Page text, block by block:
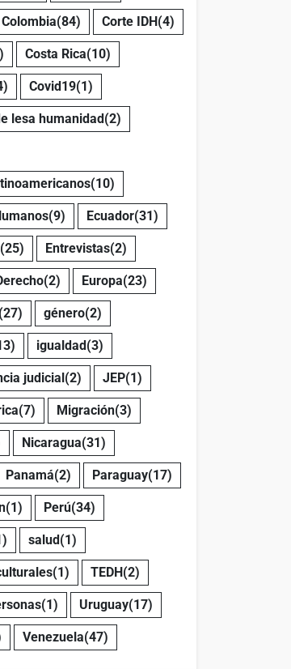
Colombia(84) Corte IDH (4)
Costa Rica(10)
Covid19(1)
lesa humanidad (2)
(10)
(9) Ecuador(31)
(25) Entrevistas(2)
(2) Europa(23)
(27) género(2)
igualdad (3)
judicial (2) JEP(1)
(7) Migración(3)
Nicaragua(31)
Panamá(2) Paraguay(17)
(1) Perú(34)
salud (1)
(1) TEDH (2)
(1) Uruguay(17)
Venezuela(47)